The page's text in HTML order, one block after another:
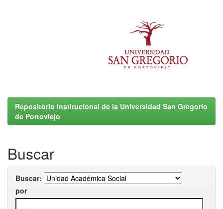
Repositorio Institucional de la Universidad San Gregorio
de Portoviejo
Buscar
Buscar:
por